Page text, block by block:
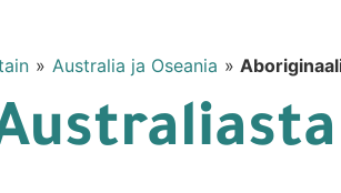
» Australia ja Oseania »